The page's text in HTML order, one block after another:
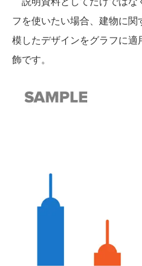
フを使いたい場合、建物に
模したデザインをグラフに
飾です。